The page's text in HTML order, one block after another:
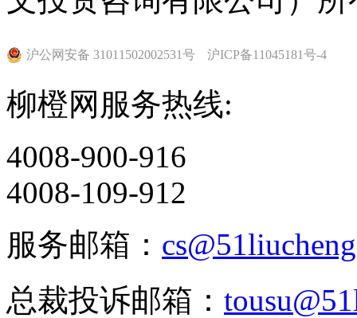
沪公网安备 31011502002531号 沪ICP备11045181号-4
柳橙网服务热线:
4008-900-916
4008-109-912
服务邮箱：
总裁投诉邮箱：